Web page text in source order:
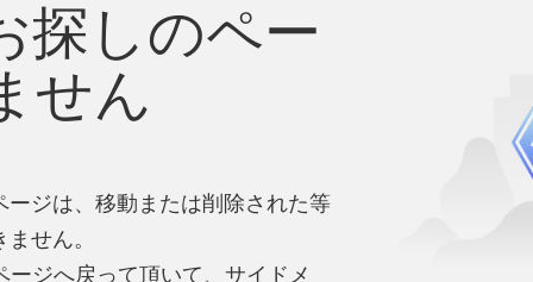
探しのペー
せん
ジは、移動または削除された等
せん。
ジへ戻って頂いて、サイドメ